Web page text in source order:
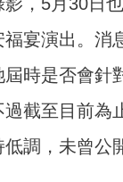
福宴演出。消
時是否會針
截至目前為
調，未曾公